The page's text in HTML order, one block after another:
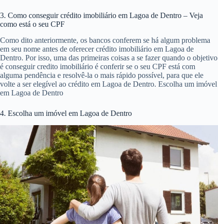
3. Como conseguir crédito imobiliário em Lagoa de Dentro – Veja
como está o seu CPF
Como dito anteriormente, os bancos conferem se há algum problema
em seu nome antes de oferecer crédito imobiliário em Lagoa de
Dentro. Por isso, uma das primeiras coisas a se fazer quando o objetivo
é conseguir credito imobiliário é conferir se o seu CPF está com
alguma pendência e resolvê-la o mais rápido possível, para que ele
volte a ser elegível ao crédito em Lagoa de Dentro. Escolha um imóvel
em Lagoa de Dentro
4. Escolha um imóvel em Lagoa de Dentro